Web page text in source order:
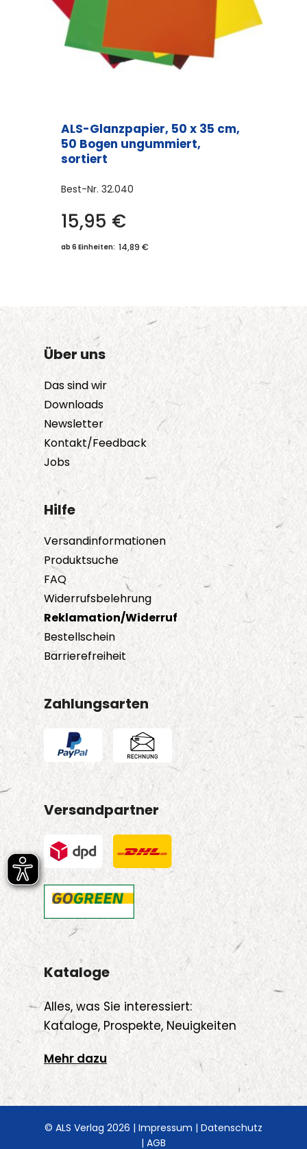
ALS-Glanzpapier, 50 x 35 cm,
50 Bogen ungummiert,
sortiert
Best-Nr. 32.040
15,95 €
ab 6 Einheiten: 14,89 €
Über uns
Das sind wir
Downloads
Newsletter
Kontakt/Feedback
Jobs
Hilfe
Versandinformationen
Produktsuche
FAQ
Widerrufsbelehrung
Reklamation/Widerruf
Bestellschein
Barrierefreiheit
Zahlungsarten
Versandpartner
Kataloge
Alles, was Sie interessiert:
Kataloge, Prospekte, Neuigkeiten
Mehr dazu
© ALS Verlag 2026 | Impressum | Datenschutz
| AGB